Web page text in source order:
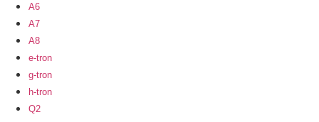
A6
A7
A8
e-tron
g-tron
h-tron
Q2